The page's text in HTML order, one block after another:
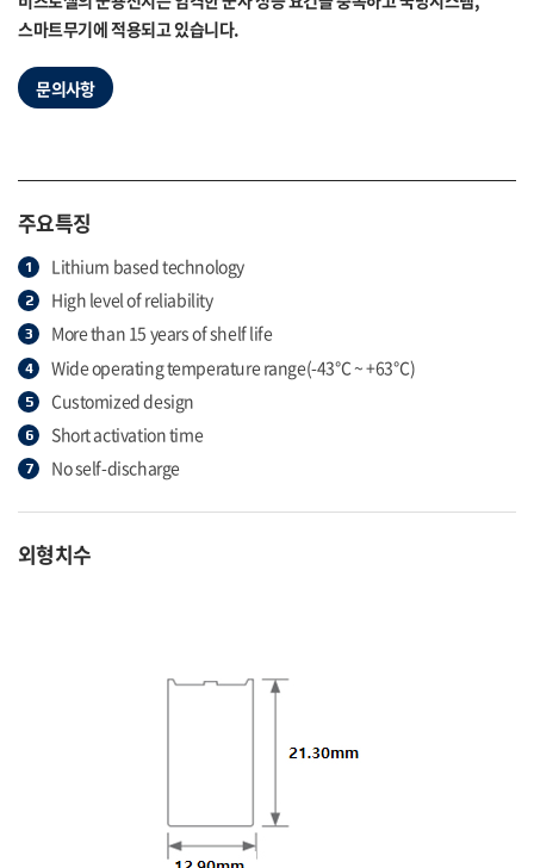
스마트무기에 적용되고 있습니다.
문의사항
주요특징
Lithium based technology
High level of reliability
More than 15 years of shelf life
Wide operating temperature range(-43℃ ~ +63℃)
Customized design
Short activation time
No self-discharge
외형치수